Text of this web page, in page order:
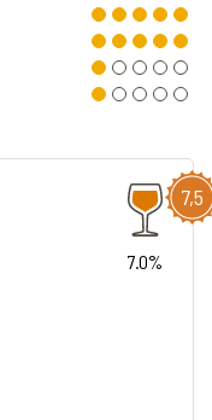
7,5
7.0%